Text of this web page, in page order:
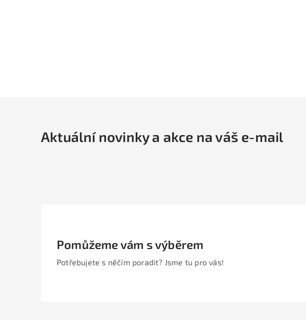
Aktuální novinky a akce na váš e-mail
Pomůžeme vám s výběrem
Potřebujete s něčím poradit? Jsme tu pro vás!